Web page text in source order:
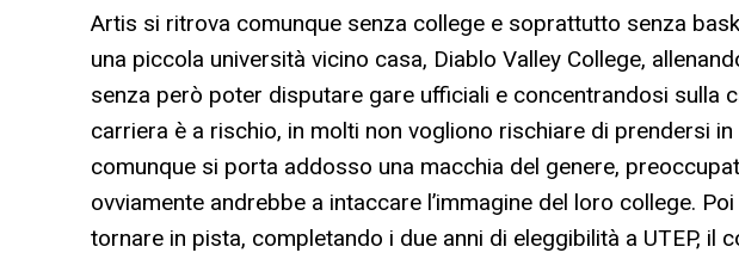
Artis si ritrova comunque senza college e soprattutto senza
una piccola università vicino casa, Diablo Valley College,
senza però poter disputare gare ufficiali e concentrandosi sulla
carriera è a rischio, in molti non vogliono rischiare di prendersi
comunque si porta addosso una macchia del genere,
ovviamente andrebbe a intaccare l’immagine del loro college.
tornare in pista, completando i due anni di eleggibilità a UTEP, il